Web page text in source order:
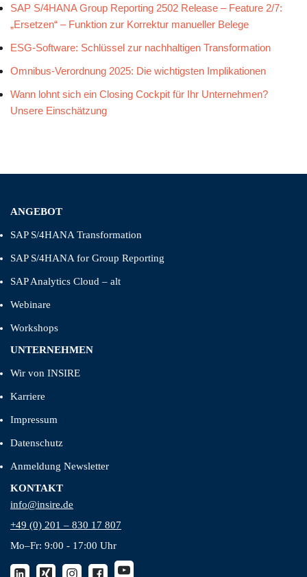
SAP S/4HANA Group Reporting 2502 Release – Feature 2/7:
„Ersetzen“ – Funktion zur Korrektur manueller Belege
ESG-Software: Schlüssel zur nachhaltigen Transformation
Omnibus-Verordnung 2025: Die wichtigsten Implikationen
Wann lohnt sich ein Closing Cockpit für Ihr Unternehmen?
Unsere Einschätzung
ANGEBOT
SAP S/4HANA Transformation
SAP S/4HANA for Group Reporting
SAP Analytics Cloud – alt
Webinare
Workshops
UNTERNEHMEN
Wir von INSIRE
Karriere
Impressum
Datenschutz
Anmeldung Newsletter
KONTAKT
info@insire.de
+49 (0) 201 – 830 17 807
Mo–Fr: 9:00 - 17:00 Uhr